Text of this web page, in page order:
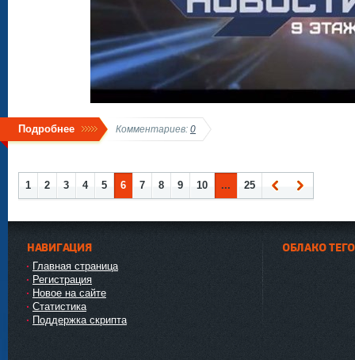
Подробнее Комментариев: 0
1 2 3 4 5 6 7 8 9 10 ...
25
НАВИГАЦИЯ
Главная страница
Регистрация
Новое на сайте
Статистика
Поддержка скрипта
ОБЛАКО